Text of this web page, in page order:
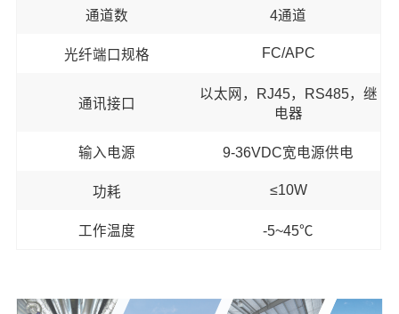
通道数 4通道
光纤端口规格 FC/APC
通讯接口
以太网，RJ45，RS485，继
电器
输入电源 9-36VDC宽电源供电
功耗 ≤10W
工作温度 -5~45℃